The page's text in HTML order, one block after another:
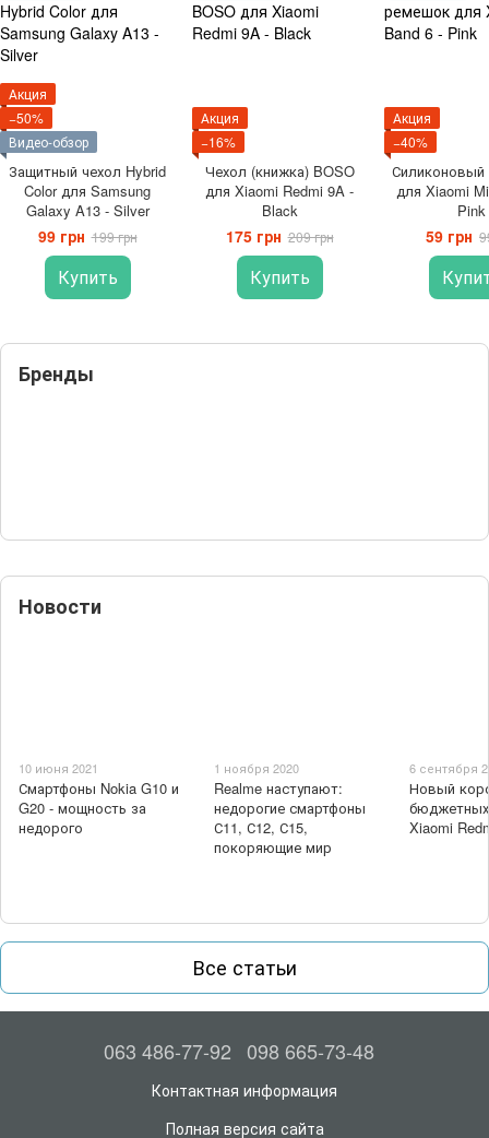
Акция
−50%
Видео-обзор
Защитный чехол Hybrid
Color для Samsung
Galaxy A13 - Silver
99 грн 199 грн
Купить
Акция
−16%
Чехол (книжка) BOSO
для Xiaomi Redmi 9A -
Black
175 грн 209 грн
Купить
Акция
−40%
для Xiaomi
Pink
59 грн
Бренды
Новости
10 июня 2021
Смартфоны Nokia G10 и
G20 - мощность за
недорого
1 ноября 2020
Realme наступают:
недорогие смартфоны
С11, С12, С15,
покоряющие мир
6 сентября
Новый
Xiaomi
Все статьи
063 486-77-92 098 665-73-48
Контактная информация
Полная версия сайта